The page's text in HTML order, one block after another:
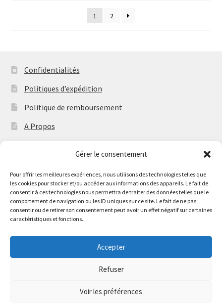
Gérer le consentement
Pour offrir les meilleures expériences, nous utilisons des technologies telles que
les cookies pour stocker et/ou accéder aux informations des appareils. Le fait de
consentir à ces technologies nous permettra de traiter des données telles que le
comportement de navigation ou les ID uniques sur ce site. Le fait de ne pas
consentir ou de retirer son consentement peut avoir un effet négatif sur certaines
caractéristiques et fonctions.
Accepter
Refuser
Voir les préférences
1 2
Confidentialités
Politiques d’expédition
Politique de remboursement
A Propos
© Re-Brass 2026
Confidentialités
Built with WooCommerce.